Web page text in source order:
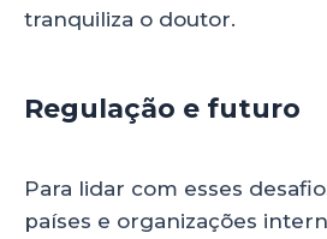
tranquiliza o doutor.
Regulação e futuro
Para lidar com esses
países e organizações